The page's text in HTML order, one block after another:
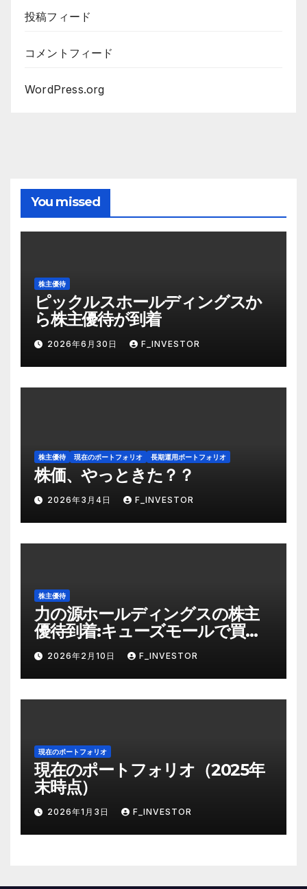
投稿フィード
コメントフィード
WordPress.org
You missed
株主優待
ピックルスホールディングスか
ら株主優待が到着
2026年6月30日 F_INVESTOR
株主優待 現在のポートフォリオ 長期運用ポートフォリオ
株価、やっときた？？
2026年3月4日 F_INVESTOR
株主優待
力の源ホールディングスの株主
優待到着:キューズモールで買い
物帰りに使う
2026年2月10日 F_INVESTOR
現在のポートフォリオ
現在のポートフォリオ（2025年
末時点）
2026年1月3日 F_INVESTOR